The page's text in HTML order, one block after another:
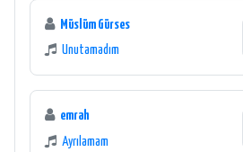
Müslüm Gürses
Unutamadım
emrah
Ayrılamam